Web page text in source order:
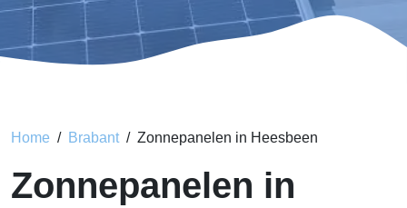
Home Brabant Zonnepanelen in Heesbeen
Zonnepanelen in